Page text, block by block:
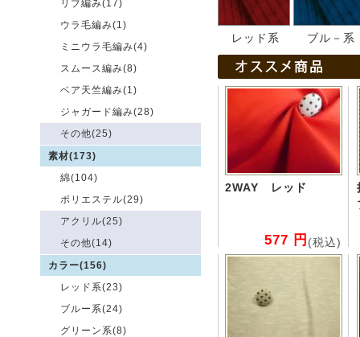
リブ編み(17)
ウラ毛編み(1)
ミニウラ毛編み(4)
スムース編み(8)
ベア天竺編み(1)
ジャガード編み(28)
その他(25)
素材(173)
綿(104)
ポリエステル(29)
アクリル(25)
その他(14)
カラー(156)
レッド系(23)
ブルー系(24)
グリーン系(8)
レッド系 ブル－系
2WAY レッド
577 円 (税込)